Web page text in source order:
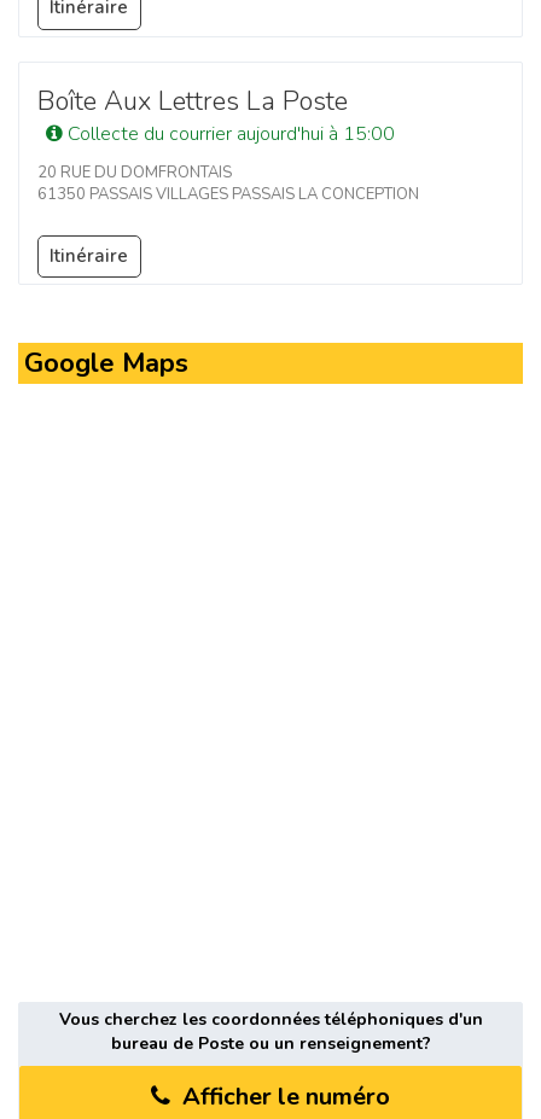
Itinéraire
Boîte Aux Lettres La Poste
Collecte du courrier aujourd'hui à 15:00
20 RUE DU DOMFRONTAIS
61350 PASSAIS VILLAGES PASSAIS LA CONCEPTION
Itinéraire
Google Maps
Vous cherchez les coordonnées téléphoniques d'un
bureau de Poste ou un renseignement?
Afficher le numéro